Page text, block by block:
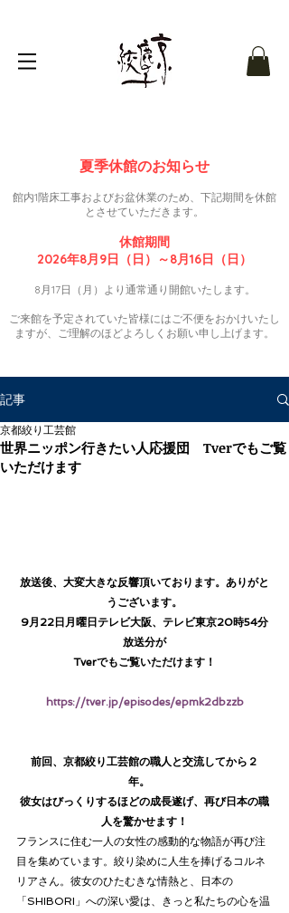
夏季休館のお知らせ
館内1階床工事およびお盆休業のため、下記期間を休館
とさせていただきます。
休館期間
2026年8月9日（日）～8月16日（日）
8月17日（月）より通常通り開館いたします。
ご来館を予定されていた皆様にはご不便をおかけいたし
ますが、ご理解のほどよろしくお願い申し上げます。
記事
世界ニッポン行きたい人応援団 Tverでもご覧
いただけます
京都絞り工芸館
放送後、大変大きな反響頂いております。ありがと
うございます。
9月22日月曜日テレビ大阪、テレビ東京20時54分
放送分が
Tverでもご覧いただけます！
https://tver.jp/episodes/epmk2dbzzb
前回、京都絞り工芸館の職人と交流してから２
年。
彼女はびっくりするほどの成長遂げ、再び日本の職
人を驚かせます！
フランスに住む一人の女性の感動的な物語が再び注
目を集めています。絞り染めに人生を捧げるコルネ
リアさん。彼女のひたむきな情熱と、日本の
「SHIBORI」への深い愛は、きっと私たちの心を温